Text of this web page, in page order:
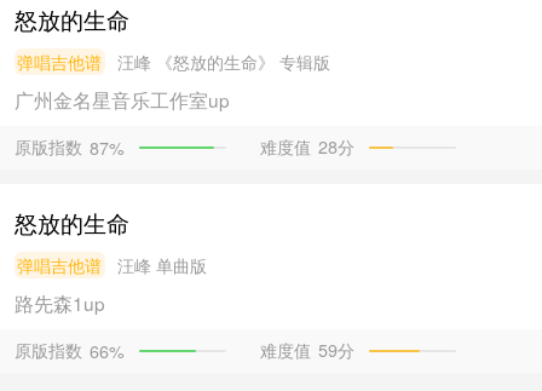
怒放的生命
弹唱吉他谱 汪峰 《怒放的生命》 专辑版
广州金名星音乐工作室up
原版指数 87% 难度值 28分
怒放的生命
弹唱吉他谱 汪峰 单曲版
路先森1up
原版指数 66% 难度值 59分